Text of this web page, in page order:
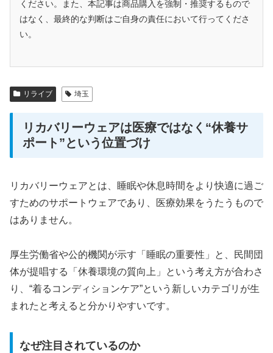
ください。また、本記事は商品購入を強制・推奨するもので
はなく、最終的な判断はご自身の責任において行ってくださ
い。
リライブ 埼玉
リカバリーウェアは医療ではなく“休養サ
ポート”という位置づけ
リカバリーウェアとは、睡眠や休息時間をより快適に過ご
すためのサポートウェアであり、医療効果をうたうもので
はありません。
厚生労働省や公的機関が示す「睡眠の重要性」と、民間団
体が提唱する「休養環境の質向上」という考え方が合わさ
り、“着るコンディションケア”という新しいカテゴリが生
まれたと考えると分かりやすいです。
なぜ注目されているのか